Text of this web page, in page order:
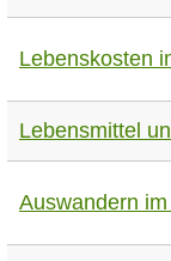
Lebenskosten
Lebensmittel
Auswandern